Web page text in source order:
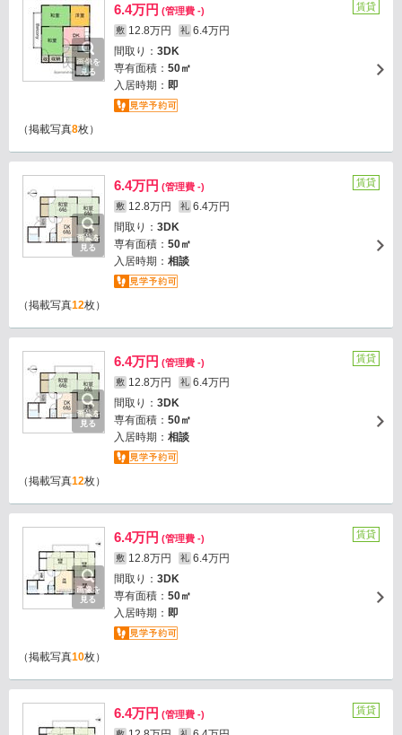
画像を
見る
6.4万円 (管理費 -)
敷 12.8万円 礼 6.4万円
間取り： 3DK
専有面積： 50㎡
入居時期： 即
賃貸
（掲載写真8枚）
画像を
見る
6.4万円 (管理費 -)
敷 12.8万円 礼 6.4万円
間取り： 3DK
専有面積： 50㎡
入居時期： 相談
賃貸
（掲載写真12枚）
画像を
見る
6.4万円 (管理費 -)
敷 12.8万円 礼 6.4万円
間取り： 3DK
専有面積： 50㎡
入居時期： 相談
賃貸
（掲載写真12枚）
画像を
見る
6.4万円 (管理費 -)
敷 12.8万円 礼 6.4万円
間取り： 3DK
専有面積： 50㎡
入居時期： 即
賃貸
（掲載写真10枚）
6.4万円 (管理費 -) 賃貸